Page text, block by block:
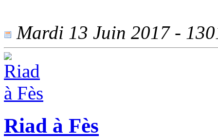
Mardi 13 Juin 2017 -
Riad à Fès